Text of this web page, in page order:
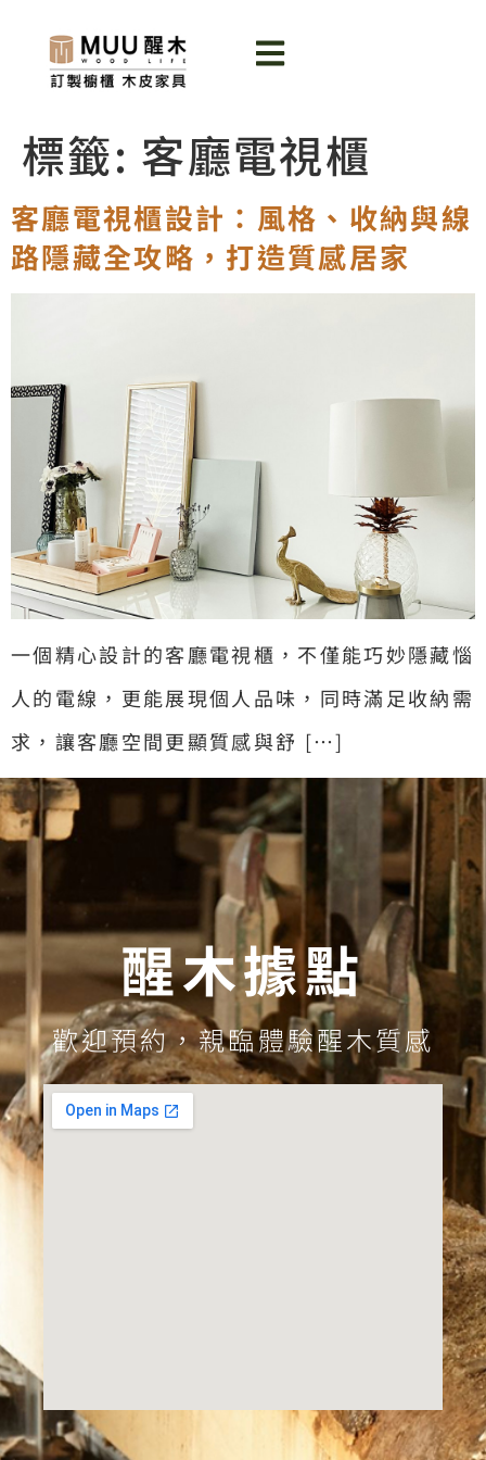
標籤: 客廳電視櫃
客廳電視櫃設計：風格、收納與線
路隱藏全攻略，打造質感居家
一個精心設計的客廳電視櫃，不僅能巧妙隱藏惱
人的電線，更能展現個人品味，同時滿足收納需
求，讓客廳空間更顯質感與舒 […]
醒木據點
歡迎預約，親臨體驗醒木質感